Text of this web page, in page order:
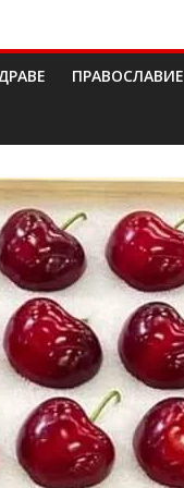
ПРАВОСЛАВИЕ